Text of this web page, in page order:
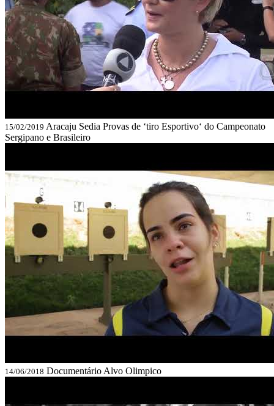
15/02/2019 Aracaju Sedia Provas de ‘tiro Esportivo‘ do Campeonato
Sergipano e Brasileiro
14/06/2018 Documentário Alvo Olimpico